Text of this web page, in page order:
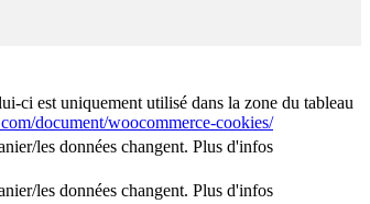
ci est uniquement utilisé dans la zone du tableau
document/woocommerce-cookies/
les données changent. Plus d'infos
les données changent. Plus d'infos